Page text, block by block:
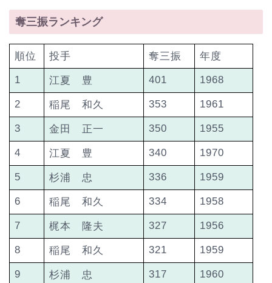
奪三振ランキング
順位 投手 奪三振 年度
1 江夏 豊 401 1968
2 稲尾 和久 353 1961
3 金田 正一 350 1955
4 江夏 豊 340 1970
5 杉浦 忠 336 1959
6 稲尾 和久 334 1958
7 梶本 隆夫 327 1956
8 稲尾 和久 321 1959
9 杉浦 忠 317 1960